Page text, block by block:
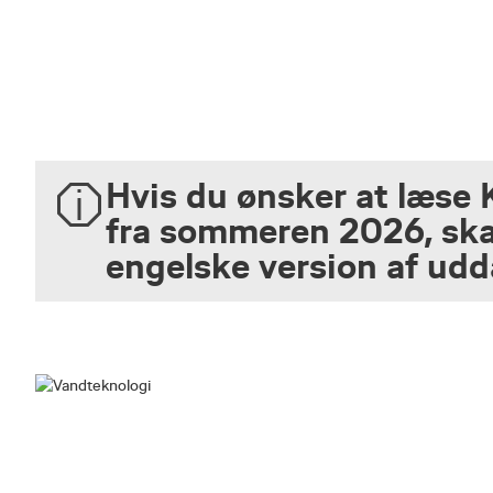
Hvis du ønsker at læse
fra sommeren 2026,
engelske version af